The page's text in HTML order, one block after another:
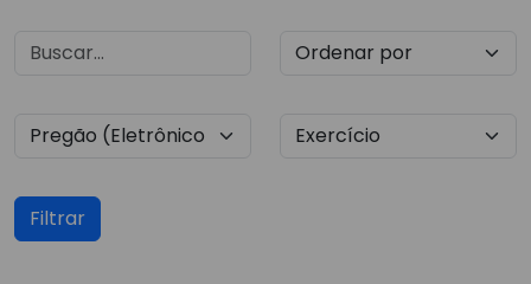
Filtrar